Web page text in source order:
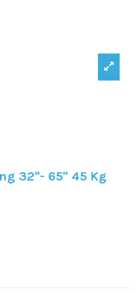
32"- 65" 45 Kg